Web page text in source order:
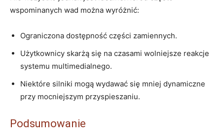
wspominanych wad można wyróżnić:
Ograniczona dostępność części zamiennych.
Użytkownicy skarżą się na czasami wolniejsze reakcje
systemu multimedialnego.
Niektóre silniki mogą wydawać się mniej dynamiczne
przy mocniejszym przyspieszaniu.
Podsumowanie